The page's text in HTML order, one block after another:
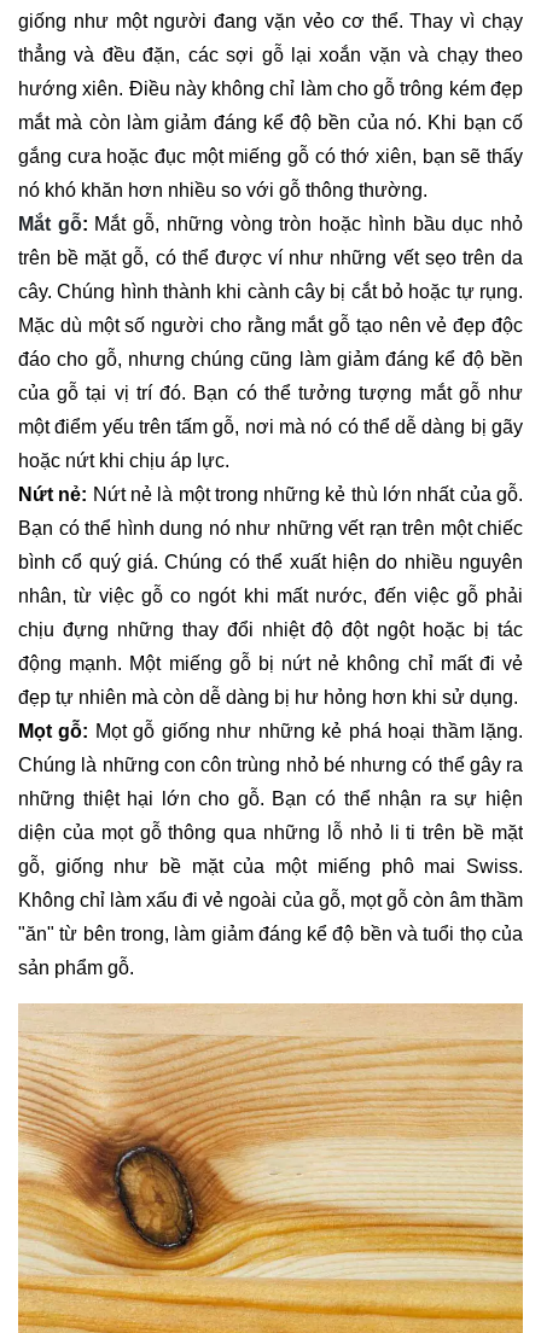
giống như một người đang vặn vẻo cơ thể. Thay vì chạy
thẳng và đều đặn, các sợi gỗ lại xoắn vặn và chạy theo
hướng xiên. Điều này không chỉ làm cho gỗ trông kém đẹp
mắt mà còn làm giảm đáng kể độ bền của nó. Khi bạn cố
gắng cưa hoặc đục một miếng gỗ có thớ xiên, bạn sẽ thấy
nó khó khăn hơn nhiều so với gỗ thông thường.
Mắt gỗ: Mắt gỗ, những vòng tròn hoặc hình bầu dục nhỏ
trên bề mặt gỗ, có thể được ví như những vết sẹo trên da
cây. Chúng hình thành khi cành cây bị cắt bỏ hoặc tự rụng.
Mặc dù một số người cho rằng mắt gỗ tạo nên vẻ đẹp độc
đáo cho gỗ, nhưng chúng cũng làm giảm đáng kể độ bền
của gỗ tại vị trí đó. Bạn có thể tưởng tượng mắt gỗ như
một điểm yếu trên tấm gỗ, nơi mà nó có thể dễ dàng bị gãy
hoặc nứt khi chịu áp lực.
Nứt nẻ: Nứt nẻ là một trong những kẻ thù lớn nhất của gỗ.
Bạn có thể hình dung nó như những vết rạn trên một chiếc
bình cổ quý giá. Chúng có thể xuất hiện do nhiều nguyên
nhân, từ việc gỗ co ngót khi mất nước, đến việc gỗ phải
chịu đựng những thay đổi nhiệt độ đột ngột hoặc bị tác
động mạnh. Một miếng gỗ bị nứt nẻ không chỉ mất đi vẻ
đẹp tự nhiên mà còn dễ dàng bị hư hỏng hơn khi sử dụng.
Mọt gỗ: Mọt gỗ giống như những kẻ phá hoại thầm lặng.
Chúng là những con côn trùng nhỏ bé nhưng có thể gây ra
những thiệt hại lớn cho gỗ. Bạn có thể nhận ra sự hiện
diện của mọt gỗ thông qua những lỗ nhỏ li ti trên bề mặt
gỗ, giống như bề mặt của một miếng phô mai Swiss.
Không chỉ làm xấu đi vẻ ngoài của gỗ, mọt gỗ còn âm thầm
"ăn" từ bên trong, làm giảm đáng kể độ bền và tuổi thọ của
sản phẩm gỗ.